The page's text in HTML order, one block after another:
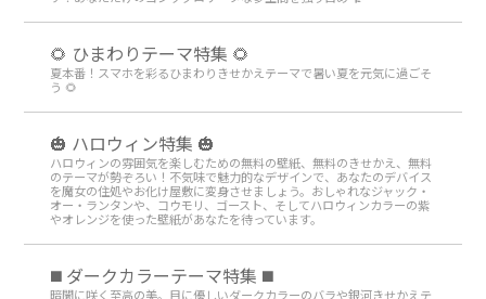
🌻 ひまわりテーマ特集 🌻
夏本番！スマホを彩るひまわりきせかえテーマで暑い夏を元気に過ごそ
う 🌻
🎃 ハロウィン特集 🎃
ハロウィンの雰囲気を楽しむための無料の壁紙、無料のきせかえ、無料
のテーマが勢ぞろい！不気味で魅力的なデザインで、あなたのデバイス
を魔女の住処やお化け屋敷に変身させましょう。おしゃれなジャック・
オー・ランタンや、コウモリ、ゴースト、そしてハロウィンカラーの紫
やオレンジを使った壁紙があなたを待っています。
️◼️ ダークカラーテーマ特集️ ◼️
暗闇に咲く至高の美。目に優しいダークカラーのバラや銀河きせかえテ